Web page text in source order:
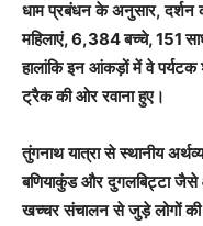
धाम प्रबंधन के अनुसार, दर्शन
महिलाएं, 6,384 बच्चे, 151
हालांकि इन आंकड़ों में वे पर्यटक
ट्रैक की ओर रवाना हुए।
तुंगनाथ यात्रा से स्थानीय
बणियाकुंड और दुगलबिट्टा जैसे
खच्चर संचालन से जुड़े लोगों की